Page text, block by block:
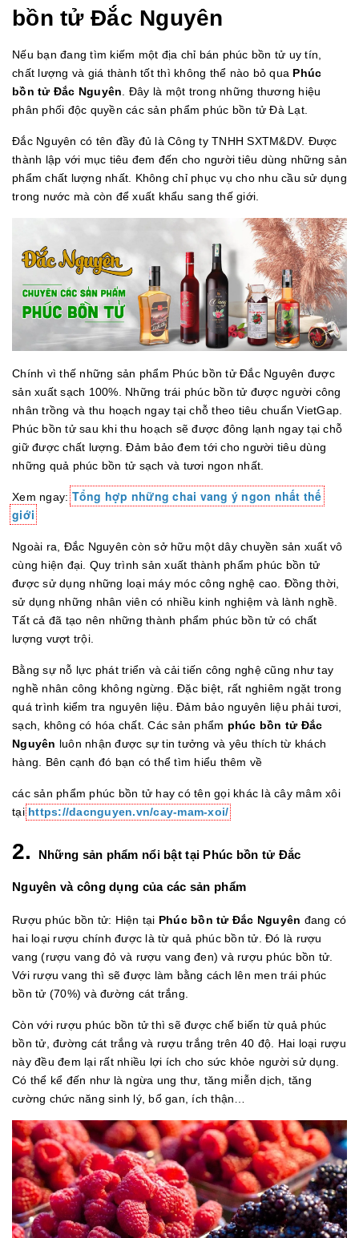
bồn tử Đắc Nguyên
Nếu bạn đang tìm kiếm một địa chỉ bán phúc bồn tử uy tín,
chất lượng và giá thành tốt thì không thể nào bỏ qua Phúc
bồn tử Đắc Nguyên. Đây là một trong những thương hiệu
phân phối độc quyền các sản phẩm phúc bồn tử Đà Lạt.
Đắc Nguyên có tên đầy đủ là Công ty TNHH SXTM&DV. Được
thành lập với mục tiêu đem đến cho người tiêu dùng những sản
phẩm chất lượng nhất. Không chỉ phục vụ cho nhu cầu sử dụng
trong nước mà còn để xuất khẩu sang thế giới.
Chính vì thế những sản phẩm Phúc bồn tử Đắc Nguyên được
sản xuất sạch 100%. Những trái phúc bồn tử được người công
nhân trồng và thu hoạch ngay tại chỗ theo tiêu chuẩn VietGap.
Phúc bồn tử sau khi thu hoạch sẽ được đông lạnh ngay tại chỗ
giữ được chất lượng. Đảm bảo đem tới cho người tiêu dùng
những quả phúc bồn tử sạch và tươi ngon nhất.
Xem ngay:Tổng hợp những chai vang ý ngon nhất thế
giới
Ngoài ra, Đắc Nguyên còn sở hữu một dây chuyền sản xuất vô
cùng hiện đại. Quy trình sản xuất thành phẩm phúc bồn tử
được sử dụng những loại máy móc công nghệ cao. Đồng thời,
sử dụng những nhân viên có nhiều kinh nghiệm và lành nghề.
Tất cả đã tạo nên những thành phẩm phúc bồn tử có chất
lượng vượt trội.
Bằng sự nỗ lực phát triển và cải tiến công nghệ cũng như tay
nghề nhân công không ngừng. Đặc biệt, rất nghiêm ngặt trong
quá trình kiểm tra nguyên liệu. Đảm bảo nguyên liệu phải tươi,
sạch, không có hóa chất. Các sản phẩm phúc bồn tử Đắc
Nguyên luôn nhận được sự tin tưởng và yêu thích từ khách
hàng. Bên cạnh đó bạn có thể tìm hiểu thêm về
các sản phẩm phúc bồn tử hay có tên gọi khác là cây mâm xôi
tạihttps://dacnguyen.vn/cay-mam-xoi/
2. Những sản phẩm nổi bật tại Phúc bồn tử Đắc
Nguyên và công dụng của các sản phẩm
Rượu phúc bồn tử: Hiện tại Phúc bồn tử Đắc Nguyên đang có
hai loại rượu chính được là từ quả phúc bồn tử. Đó là rượu
vang (rượu vang đỏ và rượu vang đen) và rượu phúc bồn tử.
Với rượu vang thì sẽ được làm bằng cách lên men trái phúc
bồn tử (70%) và đường cát trắng.
Còn với rượu phúc bồn tử thì sẽ được chế biến từ quả phúc
bồn tử, đường cát trắng và rượu trắng trên 40 độ. Hai loại rượu
này đều đem lại rất nhiều lợi ích cho sức khỏe người sử dụng.
Có thể kể đến như là ngừa ung thư, tăng miễn dịch, tăng
cường chức năng sinh lý, bổ gan, ích thận…